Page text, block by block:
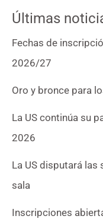
Últimas
Fechas de
2026/27
Oro y bronce para
La US continúa su
2026
La US disputará
sala
Inscripciones